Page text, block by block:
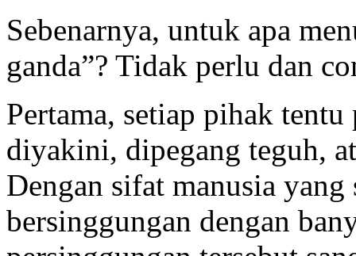
Sebenarnya, untuk apa
ganda”? Tidak perlu dan
Pertama, setiap pihak
diyakini, dipegang teguh,
Dengan sifat manusia
bersinggungan dengan